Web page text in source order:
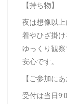
【持ち物】
夜は想像以
着やひざ掛け
ゆっくり観
安心です。
【ご参加にあ
受付は当日